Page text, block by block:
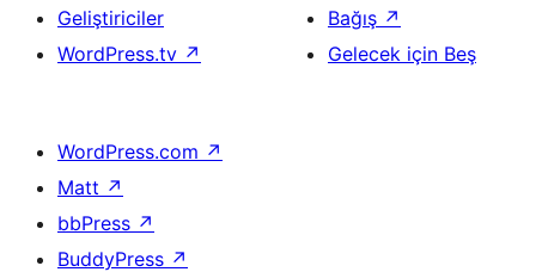
Geliştiriciler
WordPress.tv ↗
Bağış ↗
Gelecek için Beş
WordPress.com ↗
Matt ↗
bbPress ↗
BuddyPress ↗